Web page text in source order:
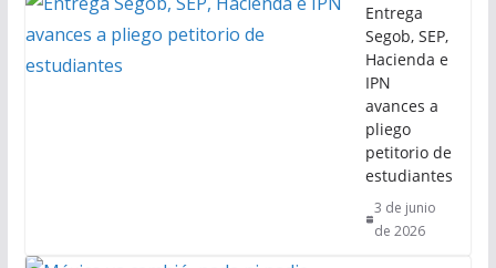
Entrega
Segob, SEP,
Hacienda e
IPN
avances a
pliego
petitorio de
estudiantes
3 de junio
de 2026